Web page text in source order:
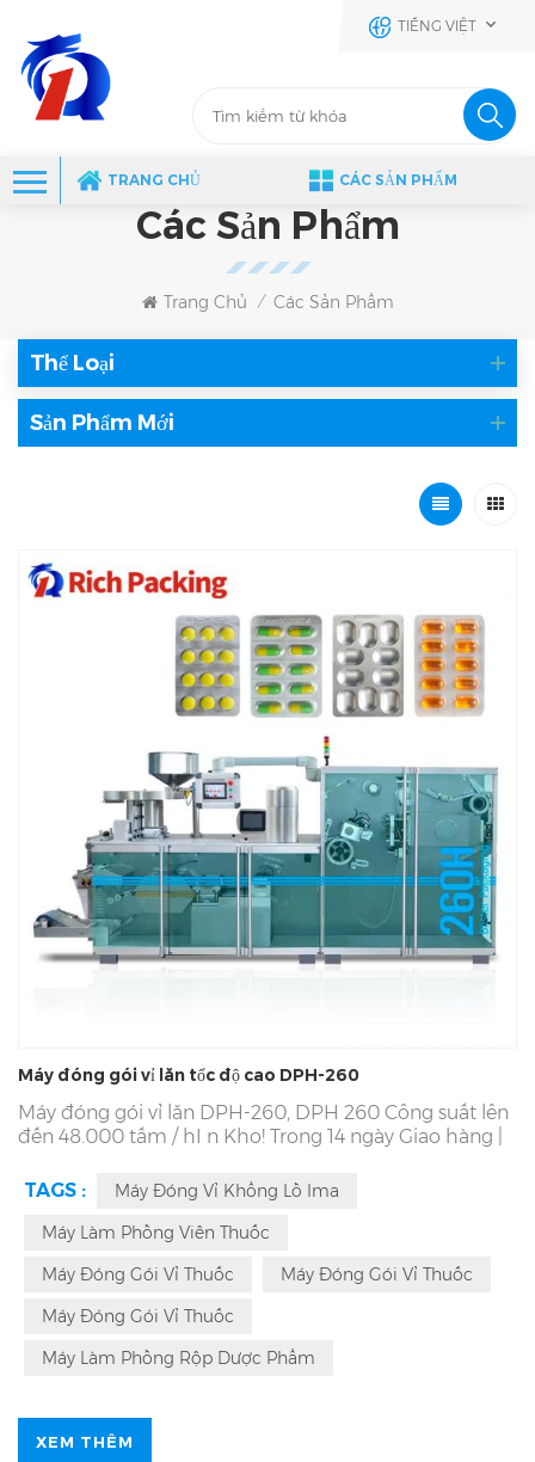
TIẾNG VIỆT
TRANG CHỦ CÁC SẢN PHẨM
Các Sản Phẩm
Trang Chủ / Các Sản Phẩm
Thể Loại
Sản Phẩm Mới
Máy đóng gói vỉ lăn tốc độ cao DPH-260
Máy đóng gói vỉ lăn DPH-260, DPH 260 Công suất lên
đến 48.000 tấm / hI n Kho! Trong 14 ngày Giao hàng |
cấp dịch vụ tận nơi từ nước ngoài đến tận nơi | in
Kinh nghiệm sản xuất 29 năm | Đảm bảo miễn
phí trong 3 năm | Máy đóng gói vỉ tự động
TAGS :
Máy Đóng Vỉ Khổng Lồ Ima
Máy Làm Phồng Viên Thuốc
Máy Đóng Gói Vỉ Thuốc
Máy Đóng Gói Vỉ Thuốc
Máy Đóng Gói Vỉ Thuốc
Máy Làm Phồng Rộp Dược Phẩm
XEM THÊM